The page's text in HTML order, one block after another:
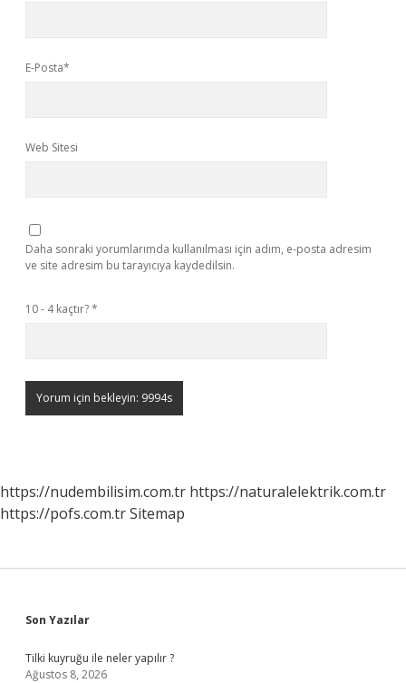
E-Posta*
Web Sitesi
Daha sonraki yorumlarımda kullanılması için adım, e-posta adresim
ve site adresim bu tarayıcıya kaydedilsin.
10 - 4 kaçtır?*
https://nudembilisim.com.tr https://naturalelektrik.com.tr
https://pofs.com.trSitemap
Sidebar
Son Yazılar
Tilki kuyruğu ile neler yapılır ?
Ağustos 8, 2026